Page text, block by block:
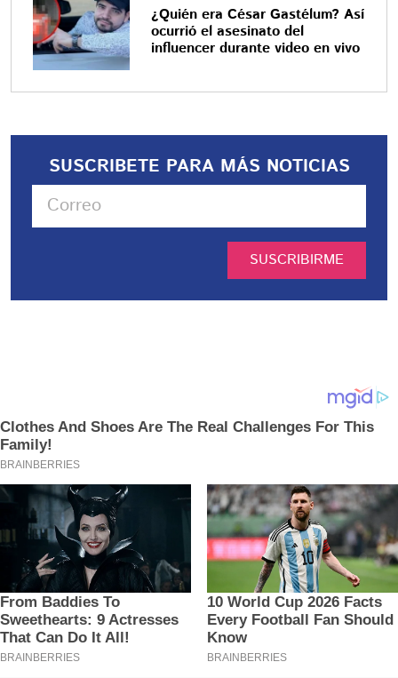
¿Quién era César Gastélum? Así
ocurrió el asesinato del
influencer durante video en vivo
SUSCRIBETE PARA MÁS NOTICIAS
SUSCRIBIRME